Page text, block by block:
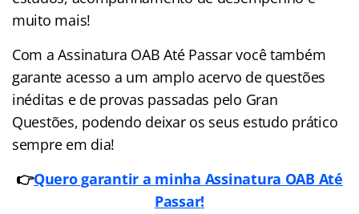
muito mais!
Com a Assinatura OAB Até Passar você também
garante acesso a um amplo acervo de questões
inéditas e de provas passadas pelo Gran
Questões, podendo deixar os seus estudo prático
sempre em dia!
👉Quero garantir a minha Assinatura OAB Até
Passar!